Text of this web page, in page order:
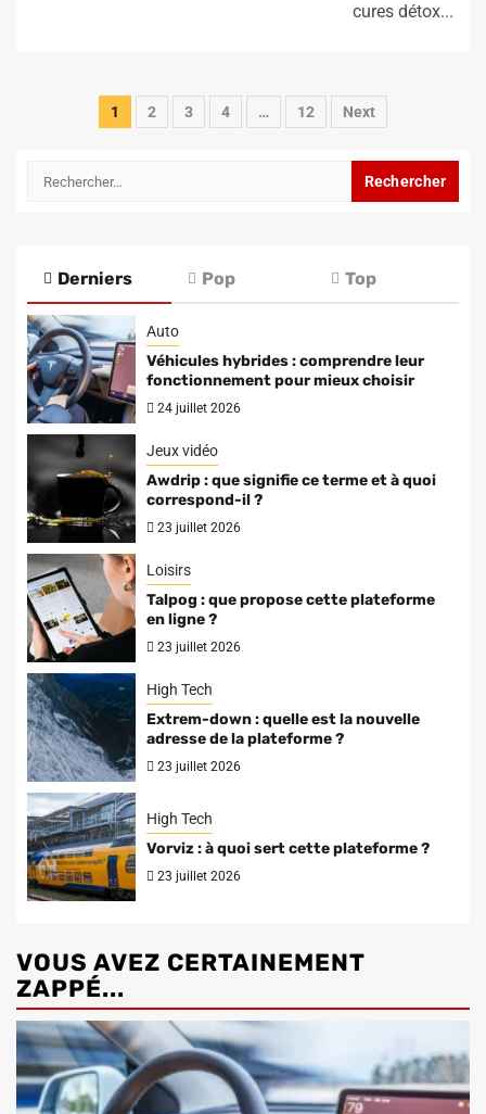
cures détox...
Pagination
publications
1 2 3 4 … 12 Next
Rechercher :
Derniers Pop Top
Auto
Véhicules hybrides : comprendre leur
fonctionnement pour mieux choisir
24 juillet 2026
Jeux vidéo
Awdrip : que signifie ce terme et à quoi
correspond-il ?
23 juillet 2026
Loisirs
Talpog : que propose cette plateforme
en ligne ?
23 juillet 2026
High Tech
Extrem-down : quelle est la nouvelle
adresse de la plateforme ?
23 juillet 2026
High Tech
Vorviz : à quoi sert cette plateforme ?
23 juillet 2026
VOUS AVEZ CERTAINEMENT
ZAPPÉ...